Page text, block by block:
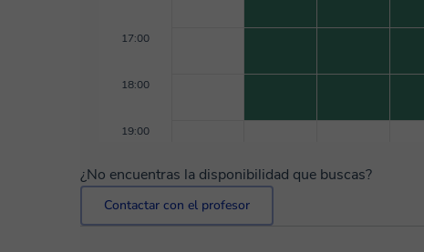
17:00
18:00
19:00
¿No encuentras la disponibilidad que buscas?
Contactar con el profesor